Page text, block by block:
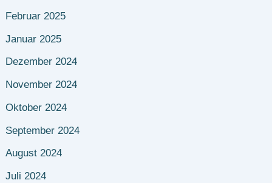
Februar 2025
Januar 2025
Dezember 2024
November 2024
Oktober 2024
September 2024
August 2024
Juli 2024